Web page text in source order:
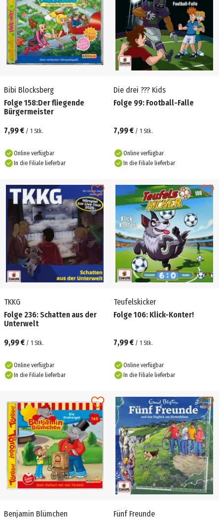
Bibi Blocksberg
Folge 158:Der fliegende
Bürgermeister
7,99 € / 1 Stk.
Online verfügbar
In die Filiale lieferbar
Die drei ??? Kids
Folge 99: Football-Falle
7,99 € / 1 Stk.
Online verfügbar
In die Filiale lieferbar
TKKG
Folge 236: Schatten aus der
Unterwelt
9,99 € / 1 Stk.
Online verfügbar
In die Filiale lieferbar
Teufelskicker
Folge 106: Klick-Konter!
7,99 € / 1 Stk.
Online verfügbar
In die Filiale lieferbar
Benjamin Blümchen Fünf Freunde